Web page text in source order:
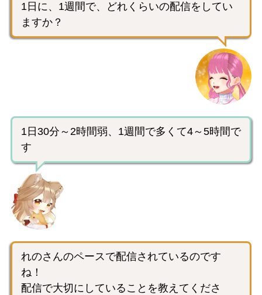
1日に、1週間で、どれくらいの配信をしてい
ますか？
1日30分～2時間弱、1週間で多くて4～5時間で
す
れのさんのペースで配信されているのです
ね！
配信で大切にしていることを教えてくださ